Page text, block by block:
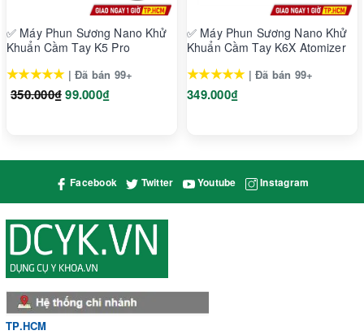
----------------------------------------------------------------------------------
#sung#xit#khuan
#sungxit#xitkhuan
Công ty TNHH Vật Tư Y Tế Bích Ngọc Hân
Số 5 Đường số 18, Phường Bình Trưng Đông, Thành phố Thủ
Đức, Thành phố Hồ Chí Minh
Xuất xứ: Trung Quốc
✅ Máy Phun Sương Nano Khử
Khuẩn Cầm Tay K5 Pro
★★★★★ | Đã bán 99+
350.000₫99.000₫
✅ Máy Phun Sương Nano Khử
Khuẩn Cầm Tay K6X Atomizer
★★★★★ | Đã bán 99+
349.000₫
Facebook Twitter Youtube Instagram
TP.HCM